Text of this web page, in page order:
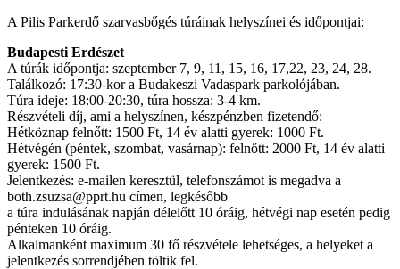
A Pilis Parkerdő szarvasbőgés túráinak helyszínei és időpontjai:
Budapesti Erdészet
A túrák időpontja: szeptember 7, 9, 11, 15, 16, 17,22, 23, 24, 28.
Találkozó: 17:30-kor a Budakeszi Vadaspark parkolójában.
Túra ideje: 18:00-20:30, túra hossza: 3-4 km.
Részvételi díj, ami a helyszínen, készpénzben fizetendő:
Hétköznap felnőtt: 1500 Ft, 14 év alatti gyerek: 1000 Ft.
Hétvégén (péntek, szombat, vasárnap): felnőtt: 2000 Ft, 14 év alatti
gyerek: 1500 Ft.
Jelentkezés: e-mailen keresztül, telefonszámot is megadva a
both.zsuzsa@pprt.hu címen, legkésőbb
a túra indulásának napján délelőtt 10 óráig, hétvégi nap esetén pedig
pénteken 10 óráig.
Alkalmanként maximum 30 fő részvétele lehetséges, a helyeket a
jelentkezés sorrendjében töltik fel.